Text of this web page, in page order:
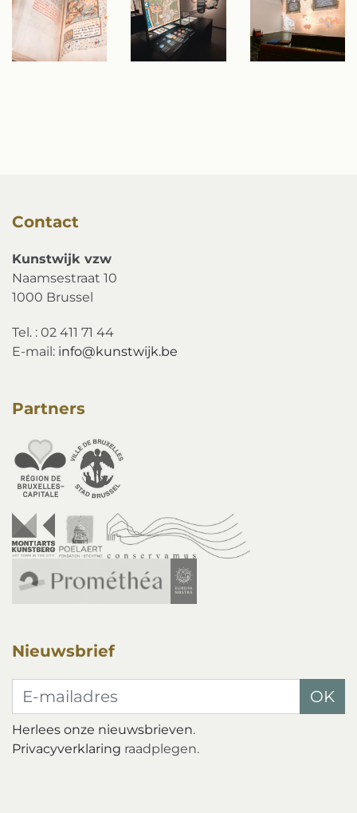
Contact
Kunstwijk vzw
Naamsestraat 10
1000 Brussel
Tel. : 02 411 71 44
E-mail: info@kunstwijk.be
Partners
Nieuwsbrief
E-mailadres OK
Herlees onze nieuwsbrieven.
Privacyverklaring raadplegen.